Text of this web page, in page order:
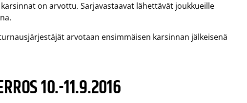
on arvottu. Sarjavastaavat lähettävät joukkueille
arvotaan ensimmäisen karsinnan jälkeisenä
10.-11.9.2016